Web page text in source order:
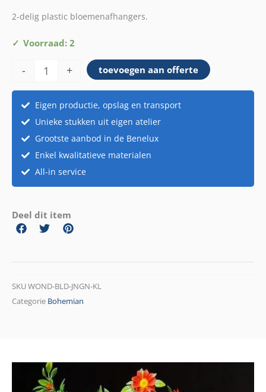
2-delig plastic bloemenafhangers.
Voorraad: 2
-
Beeldje
klein
+ toevoegen aan offerte
Eigen productie, opslag en transport
Unieke stukken uit eigen atelier
Grootste aanbod in de Benelux
Enkel kwalitatieve materialen
All-in service
Deel dit item
SKUWOND-BLD-JNGN-KL
Categorie Bohemian